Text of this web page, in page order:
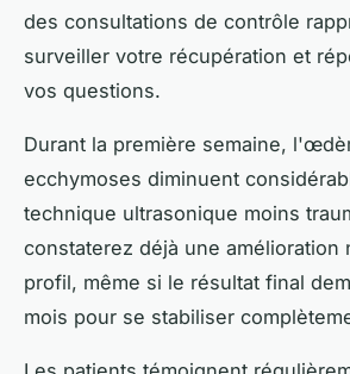
des consultations de contrôle
surveiller votre récupération et
vos questions.
Durant la première semaine,
ecchymoses diminuent
technique ultrasonique moins
constaterez déjà une amélioration
profil, même si le résultat final
mois pour se stabiliser